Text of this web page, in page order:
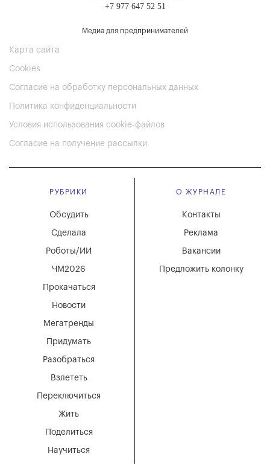
+7 977 647 52 51
Медиа для предпринимателей
Карта сайта
Cookies
Согласие на обработку персональных данных
Политика конфиденциальности
Условия использования cookie-файлов
Согласие на получение рассылки
РУБРИКИ
Мегатренды
Придумать
Разобраться
Взлететь
Новости
Переключиться
Жить
Поделиться
Научиться
Обсудить
Сделала
Роботы/ИИ
ЧМ2026
Прокачаться
О ЖУРНАЛЕ
Вакансии
Реклама
Контакты
Предложить колонку